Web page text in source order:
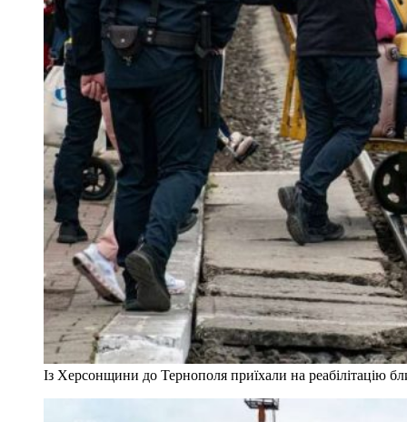
Із Херсонщини до Тернополя приїхали на реабілітацію